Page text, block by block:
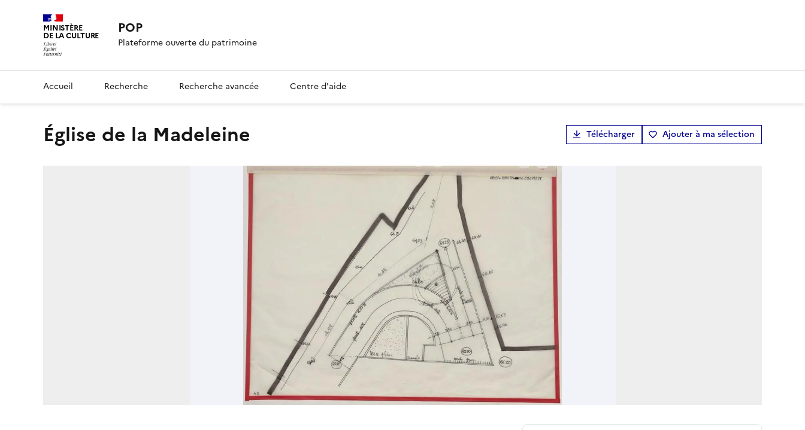
MINISTÈRE
DE LA CULTURE POP
Plateforme ouverte du patrimoine
Accueil Recherche Recherche avancée Centre d'aide
église de la Madeleine Télécharger Ajouter à ma sélection